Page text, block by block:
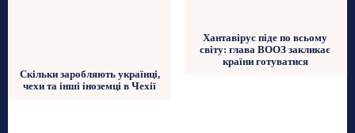
Скільки заробляють українці,
чехи та інші іноземці в Чехії
Хантавірус піде по всьому
світу: глава ВООЗ закликає
країни готуватися